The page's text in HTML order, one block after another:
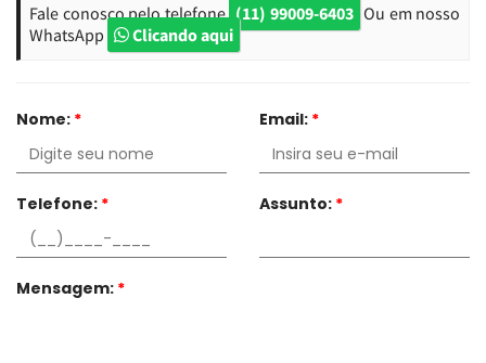
Fale conosco pelo telefone (11) 99009-6403 Ou em nosso
WhatsApp
Clicando aqui
Nome: * Email: *
Telefone: * Assunto: *
Mensagem: *